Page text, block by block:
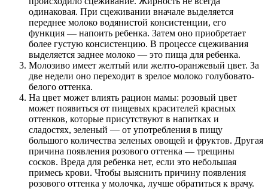
одинаковая. При сцеживании вначале выделяется
переднее молоко водянистой консистенции, его
функция — напоить ребенка. Затем оно приобретает
более густую консистенцию. В процессе сцеживания
выделяется заднее молоко — это пища для ребенка.
Молозиво имеет желтый или желто-оранжевый цвет. За
две недели оно переходит в зрелое молоко голубовато-
белого оттенка.
На цвет может влиять рацион мамы: розовый цвет
может появиться от пищевых красителей красных
оттенков, которые присутствуют в напитках и
сладостях, зеленый — от употребления в пищу
большого количества зеленых овощей и фруктов. Другая
причина появления розового оттенка — трещины
сосков. Вреда для ребенка нет, если это небольшая
примесь крови. Чтобы выяснить причину появления
розового оттенка у молочка, лучше обратиться к врачу.